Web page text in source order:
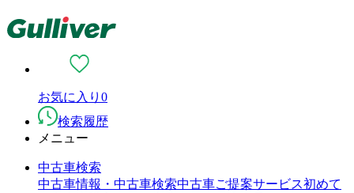
お気に入り 0
検索履歴
メニュー
中古車検索
中古車情報・中古車検索中古車ご提案サービス初めて